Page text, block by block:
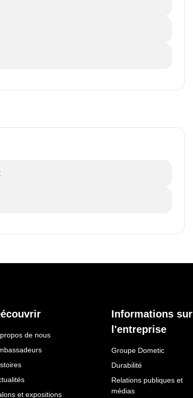
de nous
et expositions
Informations sur
l'entreprise
Groupe Dometic
Durabilité
Relations publiques et
médias